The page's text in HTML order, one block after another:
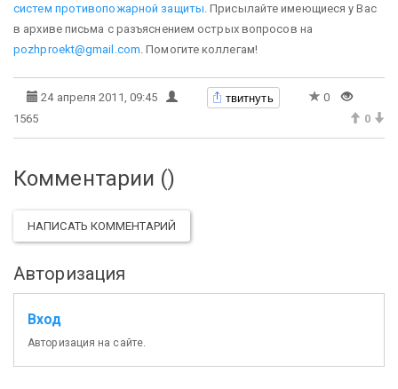
систем противопожарной защиты . Присылайте имеющиеся у Вас
в архиве письма с разъяснением острых вопросов на
pozhproekt@gmail.com . Помогите коллегам!
24 апреля 2011, 09:45 твитнуть
0
1565
0
Комментарии ()
НАПИСАТЬ КОММЕНТАРИЙ
Авторизация
Вход
Авторизация на сайте.